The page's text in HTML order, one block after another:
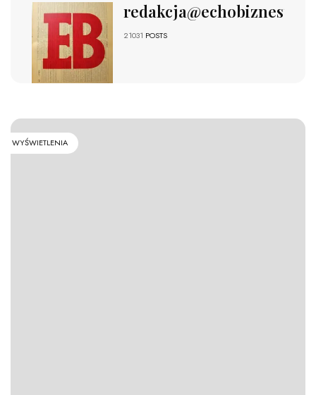
redakcja@echobiznesu.pl
21031 POSTS
WYŚWIETLENIA